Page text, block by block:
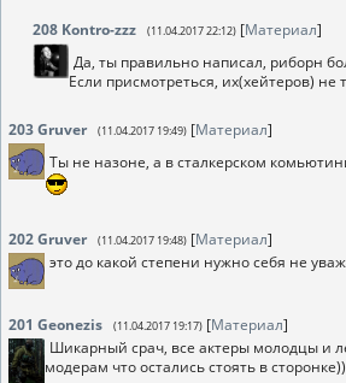
208 Kontro-zzz (11.04.2017 22:12) [Материал]
Да, ты правильно написал, риборн
Если присмотреться, их(хейтеров)
203Gruver (11.04.2017 19:49) [Материал]
Ты не назоне, а в сталкерском
202Gruver (11.04.2017 19:48) [Материал]
это до какой степени нужно себя не
201 Geonezis (11.04.2017 19:17) [Материал]
Шикарный срач, все актеры молодцы и
модерам что остались стоять в сторонке))